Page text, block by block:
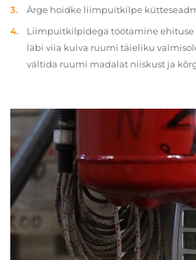
Ärge hoidke liimpuitkilpe
Liimpuitkilpidega töötamine ehituse
läbi viia kuiva ruumi täieliku
vältida ruumi madalat niiskust ja